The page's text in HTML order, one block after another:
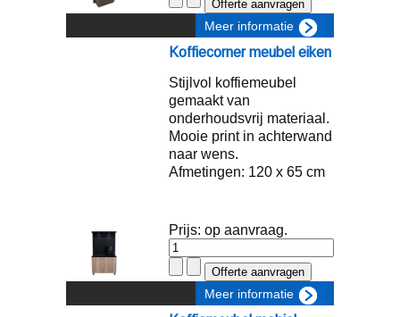
Meer informatie
Koffiecorner meubel eiken
Stijlvol koffiemeubel
gemaakt van
onderhoudsvrij materiaal.
Mooie print in achterwand
naar wens.
Afmetingen: 120 x 65 cm
Prijs: op aanvraag.
Meer informatie